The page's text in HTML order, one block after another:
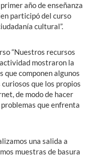
año de enseñanza
participó del curso
cultural”.
“Nuestros recursos
mostraron la
que componen algunos
que los propios
de modo de hacer
que enfrenta
una salida a
muestras de basura